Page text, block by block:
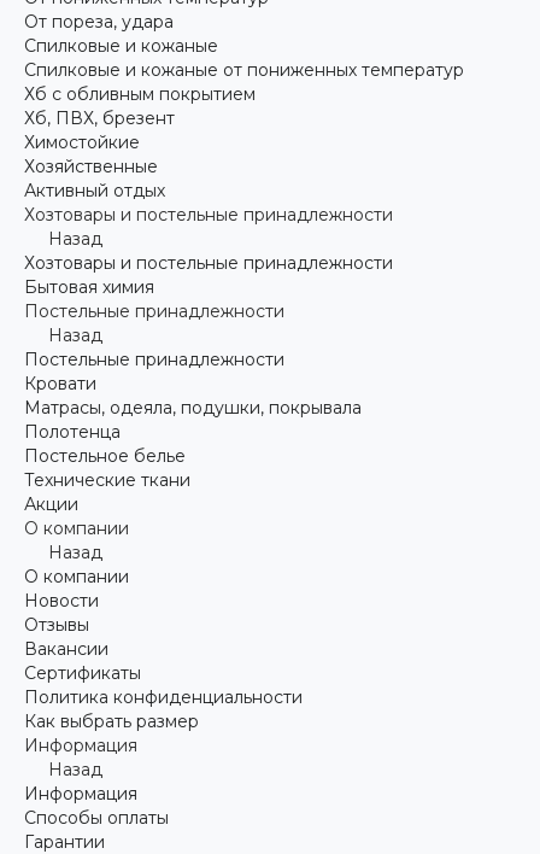
От пореза, удара
Спилковые и кожаные
Спилковые и кожаные от пониженных температур
Хб с обливным покрытием
Хб, ПВХ, брезент
Химостойкие
Хозяйственные
Активный отдых
Хозтовары и постельные принадлежности
Назад
Хозтовары и постельные принадлежности
Бытовая химия
Постельные принадлежности
Назад
Постельные принадлежности
Кровати
Матрасы, одеяла, подушки, покрывала
Полотенца
Постельное белье
Технические ткани
Акции
О компании
Назад
О компании
Новости
Отзывы
Вакансии
Сертификаты
Политика конфиденциальности
Как выбрать размер
Информация
Назад
Информация
Способы оплаты
Гарантии